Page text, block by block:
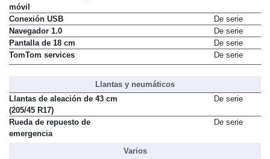
móvil
Conexión USB
De serie
Navegador 1.0
De serie
Pantalla de 18 cm
De serie
TomTom services
De serie
Llantas y neumáticos
Llantas de aleación de 43 cm
(205/45 R17)
De serie
Rueda de repuesto de
emergencia
De serie
Varios